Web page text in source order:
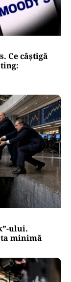
Ce câștigă
ului.
minimă